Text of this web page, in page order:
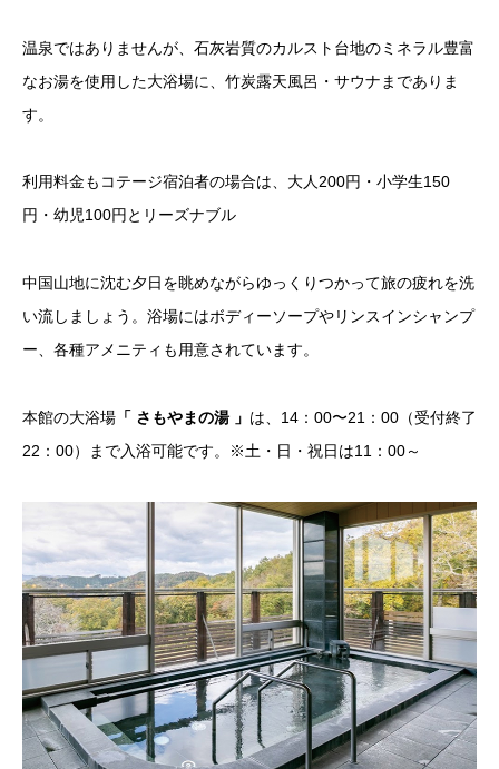
温泉ではありませんが、石灰岩質のカルスト台地のミネラル豊富
なお湯を使用した大浴場に、竹炭露天風呂・サウナまでありま
す。
利用料金もコテージ宿泊者の場合は、大人200円・小学生150
円・幼児100円とリーズナブル
中国山地に沈む夕日を眺めながらゆっくりつかって旅の疲れを洗
い流しましょう。浴場にはボディーソープやリンスインシャンプ
ー、各種アメニティも用意されています。
本館の大浴場 「 さもやまの湯 」 は、14：00〜21：00（受付終了
22：00）まで入浴可能です。※土・日・祝日は11：00～